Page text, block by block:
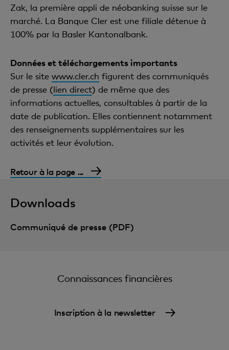
Zak, la première appli de néobanking suisse sur le
marché. La Banque Cler est une filiale détenue à
100% par la Basler Kantonalbank.
Données et téléchargements importants
Sur le site www.cler.ch figurent des communiqués
de presse (lien direct) de même que des
informations actuelles, consultables à partir de la
date de publication. Elles contiennent notamment
des renseignements supplémentaires sur les
activités et leur évolution.
Retour à la page ...
Downloads
Communiqué de presse (PDF)
Connaissances financières
Inscription à la newsletter